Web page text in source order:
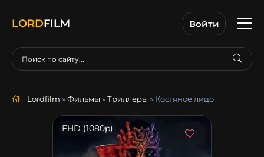
LORDFILM Войти
Lordfilm »Фильмы »Триллеры » Костяное лицо
FHD (1080p)